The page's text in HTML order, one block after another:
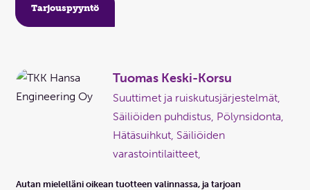
Tarjouspyyntö
Tuomas Keski-Korsu
Suuttimet ja ruiskutusjärjestelmät,
Säiliöiden puhdistus, Pölynsidonta,
Hätäsuihkut, Säiliöiden
varastointilaitteet,
Autan mielelläni oikean tuotteen valinnassa, ja tarjoan